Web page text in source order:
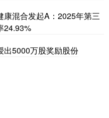
混合发起A：2025年第三
24.93%
出5000万股奖励股份